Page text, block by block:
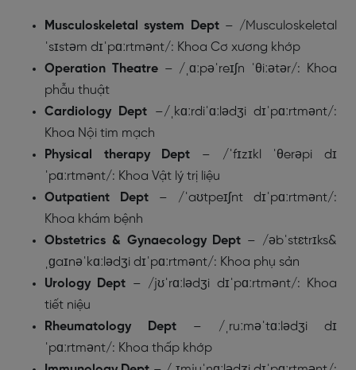
Musculoskeletal system Dept – /Musculoskeletal
ˈsɪstəm dɪˈpɑːrtmənt/: Khoa Cơ xương khớp
Operation Theatre– /ˌɑːpəˈreɪʃn ˈθiːətər/: Khoa
phẫu thuật
Cardiology Dept –/ˌkɑːrdiˈɑːlədʒi dɪˈpɑːrtmənt/:
Khoa Nội tim mạch
Physical therapy Dept – /ˈfɪzɪkl ˈθerəpi dɪ
ˈpɑːrtmənt/: Khoa Vật lý trị liệu
Outpatient Dept – /ˈaʊtpeɪʃnt dɪˈpɑːrtmənt/:
Khoa khám bệnh
Obstetrics & Gynaecology Dept – /əbˈstɛtrɪks&
ˌɡaɪnəˈkɑːlədʒi dɪˈpɑːrtmənt/: Khoa phụ sản
Urology Dept – /jʊˈrɑːlədʒi dɪˈpɑːrtmənt/: Khoa
tiết niệu
Rheumatology Dept – /ˌruːməˈtɑːlədʒi dɪ
ˈpɑːrtmənt/: Khoa thấp khớp